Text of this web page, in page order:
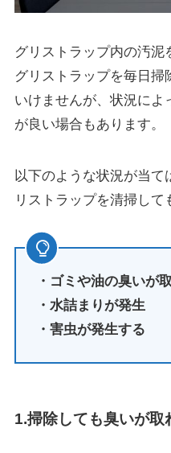
グリストラップ内の汚泥
グリストラップを毎日
いけませんが、状況によ
が良い場合もあります。
以下のような状況が当て
リストラップを清掃して
・ゴミや油の臭いが
・水詰まりが発生
・害虫が発生する
1.掃除しても臭いが取